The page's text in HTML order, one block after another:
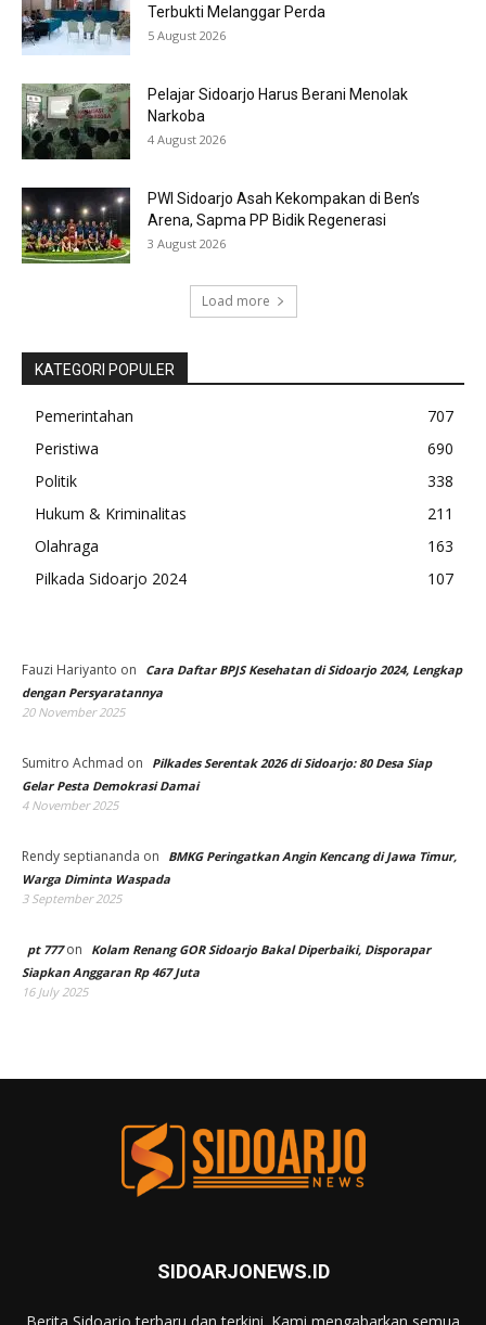
Terbukti Melanggar Perda
5 August 2026
Pelajar Sidoarjo Harus Berani Menolak
Narkoba
4 August 2026
PWI Sidoarjo Asah Kekompakan di Ben’s
Arena, Sapma PP Bidik Regenerasi
3 August 2026
Load more
KATEGORI POPULER
Pemerintahan
707
Peristiwa
690
Politik
338
Hukum & Kriminalitas
211
Olahraga
163
Pilkada Sidoarjo 2024
107
Fauzi Hariyanto on
Cara Daftar BPJS Kesehatan di Sidoarjo 2024, Lengkap
dengan Persyaratannya
20 November 2025
Sumitro Achmad on
Pilkades Serentak 2026 di Sidoarjo: 80 Desa Siap
Gelar Pesta Demokrasi Damai
4 November 2025
Rendy septiananda on
BMKG Peringatkan Angin Kencang di Jawa Timur,
Warga Diminta Waspada
3 September 2025
pt 777on
Kolam Renang GOR Sidoarjo Bakal Diperbaiki, Disporapar
Siapkan Anggaran Rp 467 Juta
16 July 2025
SIDOARJONEWS.ID